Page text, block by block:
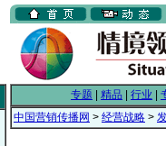
专题 精品 行业
中国营销传播网 > 经营战略 >